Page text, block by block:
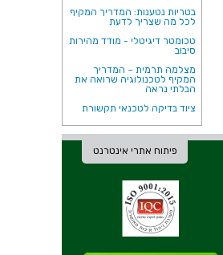
בטריות נטענות: המדריך המקיף
לכל מה שצריך לדעת
טכומטר דיגיטלי - מודד מהירות
סיבוב
מצלמה תרמית – המדריך
המקיף לטכנולוגיה שרואה את
הבלתי נראה
ציוד בדיקה לטכנאי תקשורת
פיתוח אתרי אינטרנט